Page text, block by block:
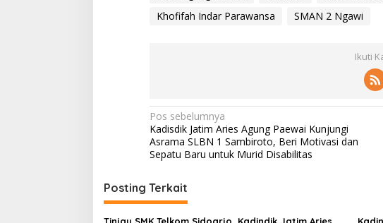
Khofifah Indar Parawansa
SMAN 2 Ngawi
Ikuti
N
a
v
i
g
a
Pos sebelumnya
Kadisdik Jatim Aries Agung Paewai Kunjungi
Asrama SLBN 1 Sambiroto, Beri Motivasi dan
Sepatu Baru untuk Murid Disabilitas
Posting Terkait
Tinjau SMK Telkom Sidoarjo, Kadindik Jatim Aries